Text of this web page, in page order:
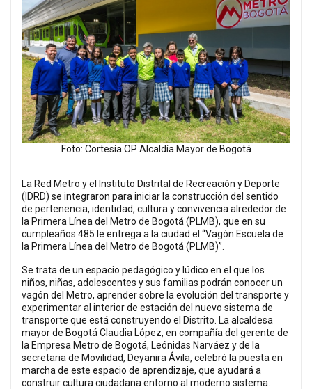
Foto: Cortesía OP Alcaldía Mayor de Bogotá
La Red Metro y el Instituto Distrital de Recreación y Deporte
(IDRD) se integraron para iniciar la construcción del sentido
de pertenencia, identidad, cultura y convivencia alrededor de
la Primera Línea del Metro de Bogotá (PLMB), que en su
cumpleaños 485 le entrega a la ciudad el “Vagón Escuela de
la Primera Línea del Metro de Bogotá (PLMB)”.
Se trata de un espacio pedagógico y lúdico en el que los
niños, niñas, adolescentes y sus familias podrán conocer un
vagón del Metro, aprender sobre la evolución del transporte y
experimentar al interior de estación del nuevo sistema de
transporte que está construyendo el Distrito. La alcaldesa
mayor de Bogotá Claudia López, en compañía del gerente de
la Empresa Metro de Bogotá, Leónidas Narváez y de la
secretaria de Movilidad, Deyanira Ávila, celebró la puesta en
marcha de este espacio de aprendizaje, que ayudará a
construir cultura ciudadana entorno al moderno sistema.